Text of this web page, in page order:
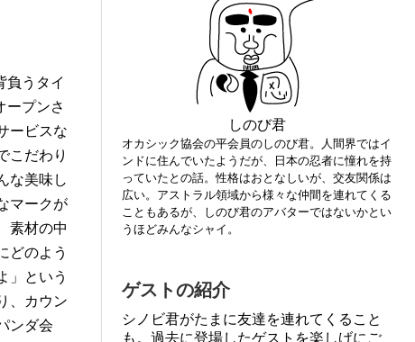
負うタイ
ープンさ
ービスな
こだわり
な美味し
マークが
素材の中
どのよう
」という
、カウン
ンダ会
しのび君
オカシック協会の平会員のしのび君。人間界ではイ
ンドに住んでいたようだが、日本の忍者に憧れを持
っていたとの話。性格はおとなしいが、交友関係は
広い。アストラル領域から様々な仲間を連れてくる
こともあるが、しのび君のアバターではないかとい
うほどみんなシャイ。
ゲストの紹介
シノビ君がたまに友達を連れてくること
も。過去に登場したゲストを楽しげにご